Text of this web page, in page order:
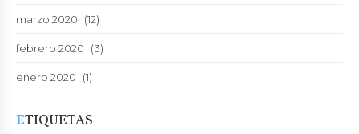
marzo 2020 (12)
febrero 2020 (3)
enero 2020 (1)
ETIQUETAS